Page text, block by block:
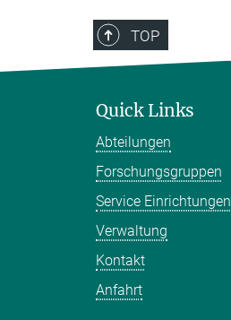
TOP
Quick Links
Abteilungen
Forschungsgruppen
Service Einrichtungen
Verwaltung
Kontakt
Anfahrt